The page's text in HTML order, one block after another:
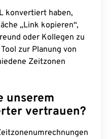
konvertiert haben,
„Link kopieren“,
oder Kollegen zu
zur Planung von
Zeitzonen
unserem
vertrauen?